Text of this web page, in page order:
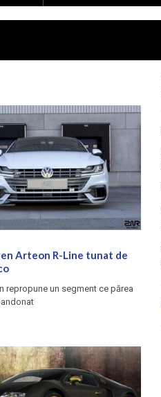
Arteon R-Line tunat de
repropune un segment ce părea